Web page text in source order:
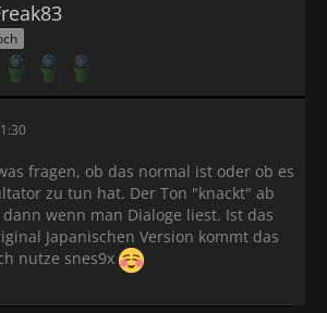
fragen, ob das normal ist oder ob es
zu tun hat. Der Ton "knackt" ab
wenn man Dialoge liest. Ist das
Japanischen Version kommt das
nutze snes9x